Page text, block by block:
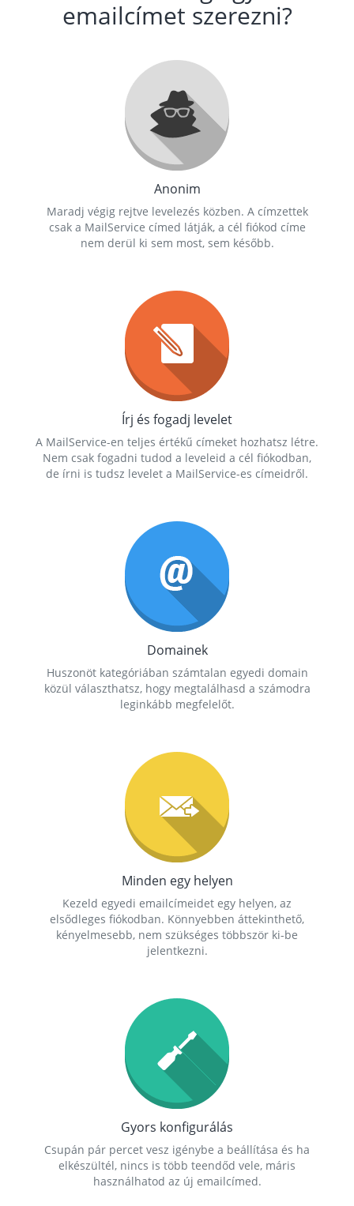
emailcímet szerezni?
Anonim
Maradj végig rejtve levelezés közben. A címzettek
csak a MailService címed látják, a cél fiókod címe
nem derül ki sem most, sem később.
Írj és fogadj levelet
A MailService-en teljes értékű címeket hozhatsz létre.
Nem csak fogadni tudod a leveleid a cél fiókodban,
de írni is tudsz levelet a MailService-es címeidről.
Domainek
Huszonöt kategóriában számtalan egyedi domain
közül választhatsz, hogy megtalálhasd a számodra
leginkább megfelelőt.
Minden egy helyen
Kezeld egyedi emailcímeidet egy helyen, az
elsődleges fiókodban. Könnyebben áttekinthető,
kényelmesebb, nem szükséges többször ki-be
jelentkezni.
Gyors konfigurálás
Csupán pár percet vesz igénybe a beállítása és ha
elkészültél, nincs is több teendőd vele, máris
használhatod az új emailcímed.